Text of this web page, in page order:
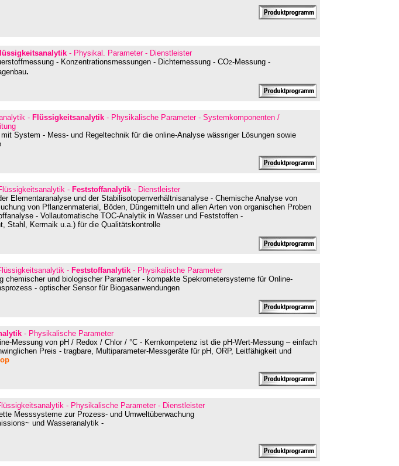
- Physikal. Parameter - Dienstleister
- Konzentrationsmessungen - Dichtemessung - CO2-Messung -
.
- Flüssigkeitsanalytik - Physikalische Parameter - Systemkomponenten /
System - Mess- und Regeltechnik für die online-Analyse wässriger Lösungen sowie
- Feststoffanalytik - Dienstleister
Elementaranalyse und der Stabilisotopenverhältnisanalyse - Chemische Analyse von
von Pflanzenmaterial, Böden, Düngemitteln und allen Arten von organischen Proben
- Vollautomatische TOC-Analytik in Wasser und Feststoffen -
Stahl, Kermaik u.a.) für die Qualitätskontrolle
- Feststoffanalytik - Physikalische Parameter
chemischer und biologischer Parameter - kompakte Spekrometersysteme für Online-
- optischer Sensor für Biogasanwendungen
- Physikalische Parameter
Messung von pH / Redox / Chlor / °C - Kernkompetenz ist die pH-Wert-Messung – einfach
Preis - tragbare, Multiparameter-Messgeräte für pH, ORP, Leitfähigkeit und
- Physikalische Parameter - Dienstleister
Messsysteme zur Prozess- und Umweltüberwachung
und Wasseranalytik -